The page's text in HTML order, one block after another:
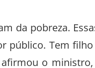
da pobreza.
público. Tem